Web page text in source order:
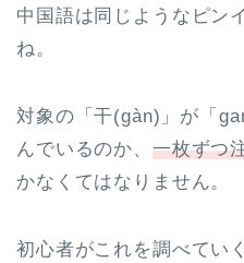
中国語は同じようなピン
ね。
対象の「干(gàn)」が「
んでいるのか、 一枚ずつ
かなくてはなりません。
初心者がこれを調べてい